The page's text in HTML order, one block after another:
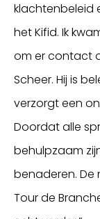
klachtenbeleid
het Kifid. Ik
om er contact
Scheer. Hij is
verzorgt een
Doordat alle
behulpzaam
benaderen. De
Tour de